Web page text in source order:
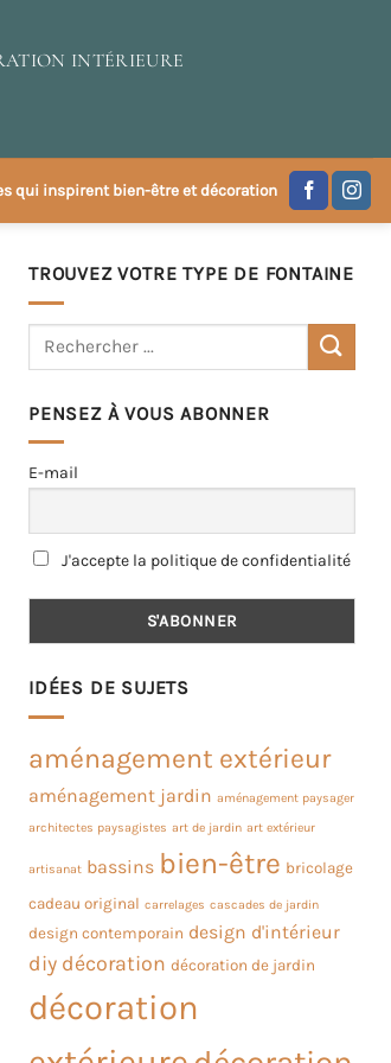
INTÉRIEURE
qui inspirent bien-être et décoration
TROUVEZ VOTRE TYPE DE FONTAINE
PENSEZ À VOUS ABONNER
E-mail
J'accepte la politique de confidentialité
IDÉES DE SUJETS
aménagement extérieur
aménagement jardin aménagement paysager
architectes paysagistes art de jardin art extérieur
artisanat bassins bien-être bricolage
cadeau original carrelages cascades de jardin
design contemporain design d'intérieur
diy décoration décoration de jardin
décoration